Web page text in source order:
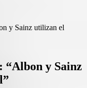
y Sainz utilizan el
“Albon y Sainz